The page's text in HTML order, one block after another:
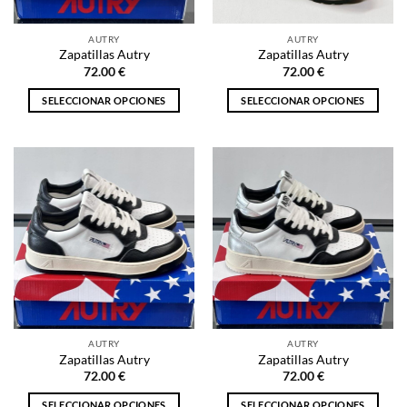
en
la
página
de
en
la
página
de
AUTRY
Zapatillas Autry
72.00€
SELECCIONAR OPCIONES
múltiples
variantes.
Las
opciones
se
pueden
elegir
en
la
página
de
AUTRY
Zapatillas Autry
72.00€
SELECCIONAR OPCIONES
variantes.
Las
opciones
se
pueden
elegir
en
la
página
de
AUTRY
Zapatillas Autry
72.00€
SELECCIONAR OPCIONES
AUTRY
Zapatillas Autry
72.00€
SELECCIONAR OPCIONES